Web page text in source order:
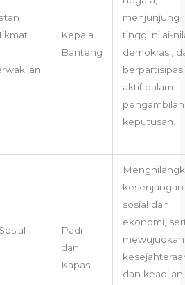
Kepala
Banteng
menjunjung
tinggi nilai-
demokrasi,
berpartisipasi
aktif dalam
pengambilan
keputusan.
Padi
dan
Kapas
kesenjangan
sosial dan
ekonomi,
mewujudkan
dan keadilan